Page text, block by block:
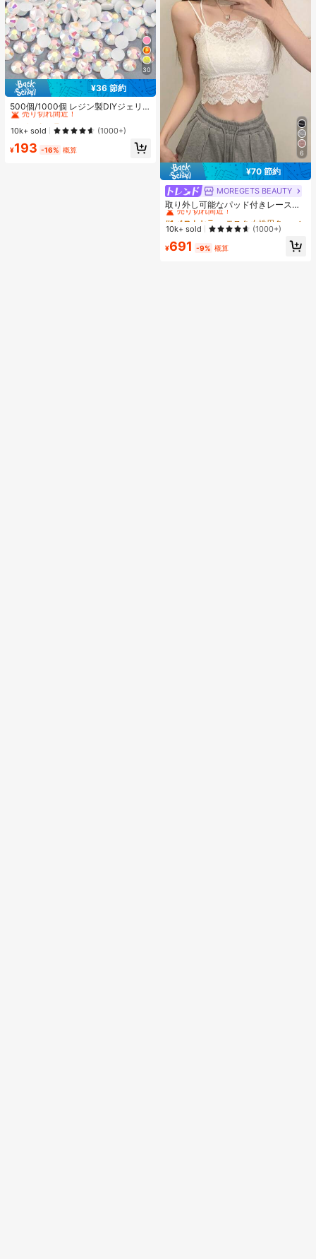
30
¥36 節約
500個/1000個 レジン製DIYジェリ
ーフラットバックラインストーン 小
さな丸型ラインストーン ミニ装飾ア
クセサリー スマホケース、カップ、
靴、ブーツ、衣類装飾、ハンドメイ
ドDIYアイドル応援ファン、ネーム
#3 ベストセラー
に ホーム＆リビング
売り切れ間近！
#3 ベストセラー
売り切れ間近！
#3 ベストセラー
売り切れ間近！
#3 ベストセラー
売り切れ間近！
10k+ sold (1000+)
¥193 -16% 概算 6
¥70 節約
MOREGETS BEAUTY
取り外し可能なパッド付きレースキ
ャミソール、多用途ノースリーブア
ンダーシャツ、女性向け、新学期、
クリスマス、春節、カジュアルホワ
イトサマー、シック&エレガント
#1 ベストセラー
モスク 女性用タンクトップ&キャミス
売り切れ間近！
#1 ベストセラー
売り切れ間近！
#1 ベストセラー
売り切れ間近！
#1 ベストセラー
売り切れ間近！
10k+ sold (1000+)
¥691 -9% 概算